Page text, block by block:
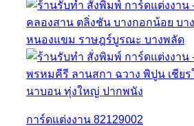
การ์ดแต่งงาน 82129002